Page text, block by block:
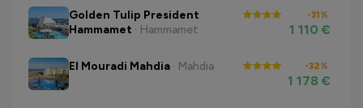
Golden Tulip President
Hammamet · Hammamet
-31%
1 110 €
El Mouradi Mahdia · Mahdia -32%
1 178 €